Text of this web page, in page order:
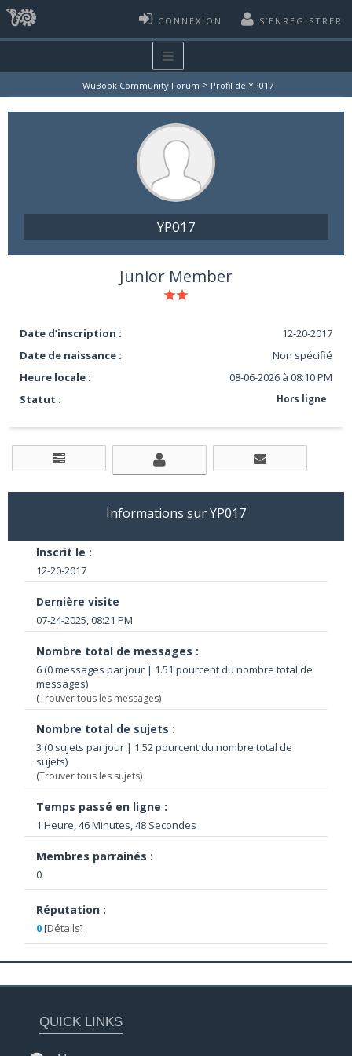
CONNEXION S’ENREGISTRER
WuBook Community Forum > Profil de YP017
YP017
Junior Member
Date d’inscription :
12-20-2017
Date de naissance :
Non spécifié
Heure locale :
08-06-2026 à 08:10 PM
Statut :
Hors ligne
Informations sur YP017
Inscrit le :
12-20-2017
Dernière visite
07-24-2025, 08:21 PM
Nombre total de messages :
6 (0 messages par jour | 1.51 pourcent du nombre total de
messages)
(Trouver tous les messages)
Nombre total de sujets :
3 (0 sujets par jour | 1.52 pourcent du nombre total de
sujets)
(Trouver tous les sujets)
Temps passé en ligne :
1 Heure, 46 Minutes, 48 Secondes
Membres parrainés :
0
Réputation :
0[Détails]
QUICK LINKS